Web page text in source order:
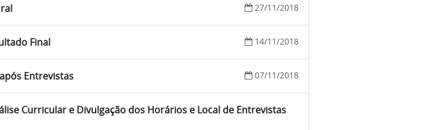
27/11/2018
Final 14/11/2018
Entrevistas 07/11/2018
Curricular e Divulgação dos Horários e Local de Entrevistas